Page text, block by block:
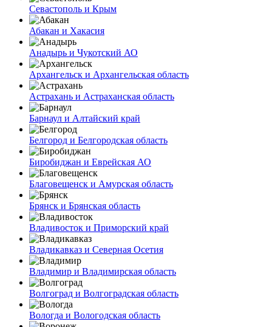
Севастополь и Крым
Абакан и Хакасия
Анадырь и Чукотский АО
Архангельск и Архангельская область
Астрахань и Астраханская область
Барнаул и Алтайский край
Белгород и Белгородская область
Биробиджан и Еврейская АО
Благовещенск и Амурская область
Брянск и Брянская область
Владивосток и Приморский край
Владикавказ и Северная Осетия
Владимир и Владимирская область
Волгоград и Волгоградская область
Вологда и Вологодская область